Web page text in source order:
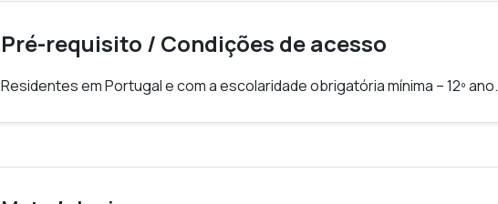
Pré-requisito / Condições de acesso
Residentes em Portugal e com a escolaridade obrigatória mínima – 12º ano.